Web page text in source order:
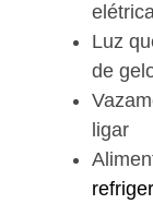
Luz
de
ligar